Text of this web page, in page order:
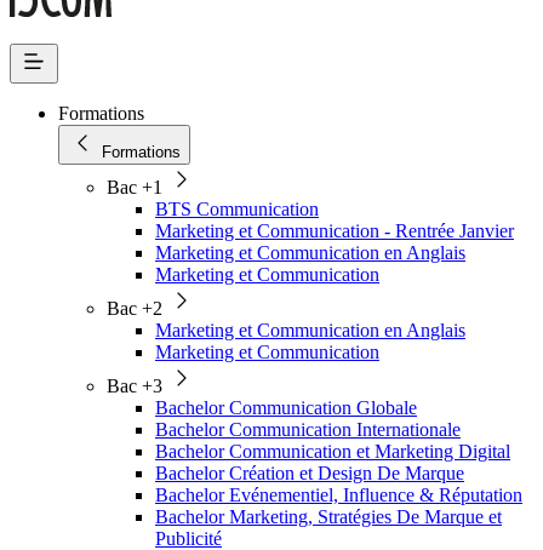
Formations
Formations
Bac +1
BTS Communication
Marketing et Communication - Rentrée Janvier
Marketing et Communication en Anglais
Marketing et Communication
Bac +2
Marketing et Communication en Anglais
Marketing et Communication
Bac +3
Bachelor Communication Globale
Bachelor Communication Internationale
Bachelor Communication et Marketing Digital
Bachelor Création et Design De Marque
Bachelor Evénementiel, Influence & Réputation
Bachelor Marketing, Stratégies De Marque et
Publicité